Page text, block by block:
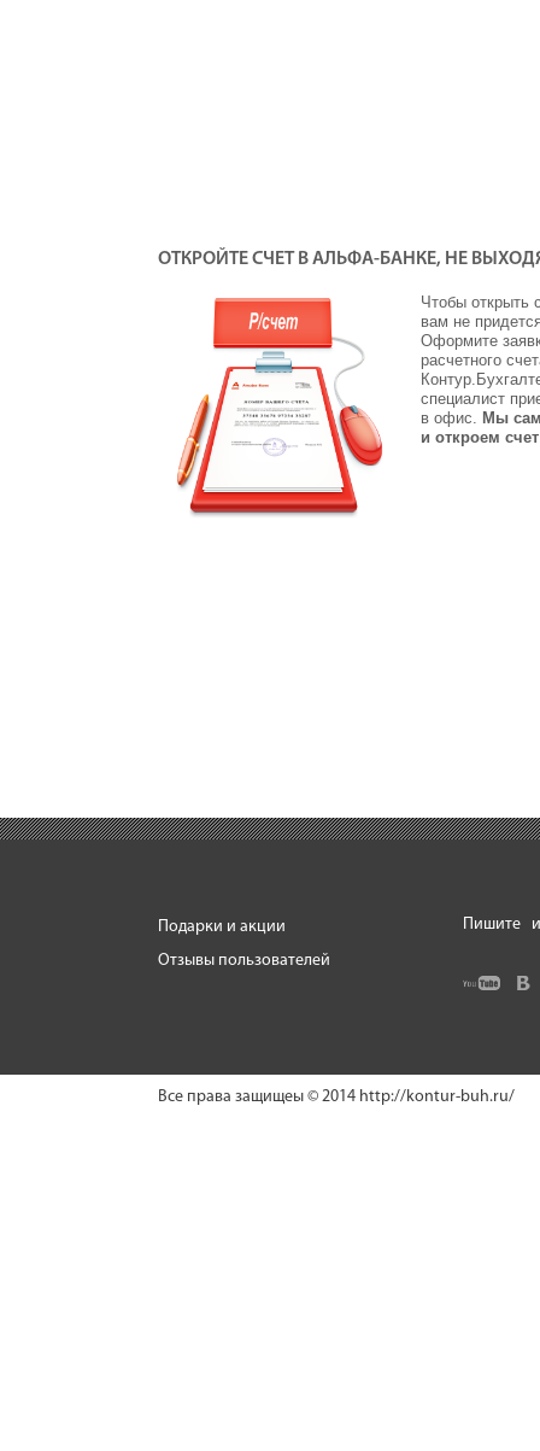
ОТКРОЙТЕ СЧЕТ В АЛЬФА-БАНКЕ, НЕ
Чтобы открыть
вам не
Оформите
расчетного
специалист
в офис. Мы
и откроем
Подарки и акции
Отзывы пользователей
Пишите
Все права защищеы © 2014 http://kontur-buh.ru/